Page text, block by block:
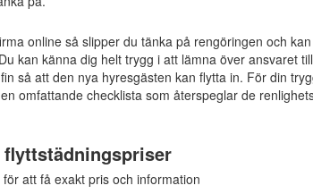
online så slipper du tänka på rengöringen och
kan känna dig helt trygg i att lämna över ansvaret
så att den nya hyresgästen kan flytta in. För din
omfattande checklista som återspeglar de
flyttstädningspriser
att få exakt pris och information